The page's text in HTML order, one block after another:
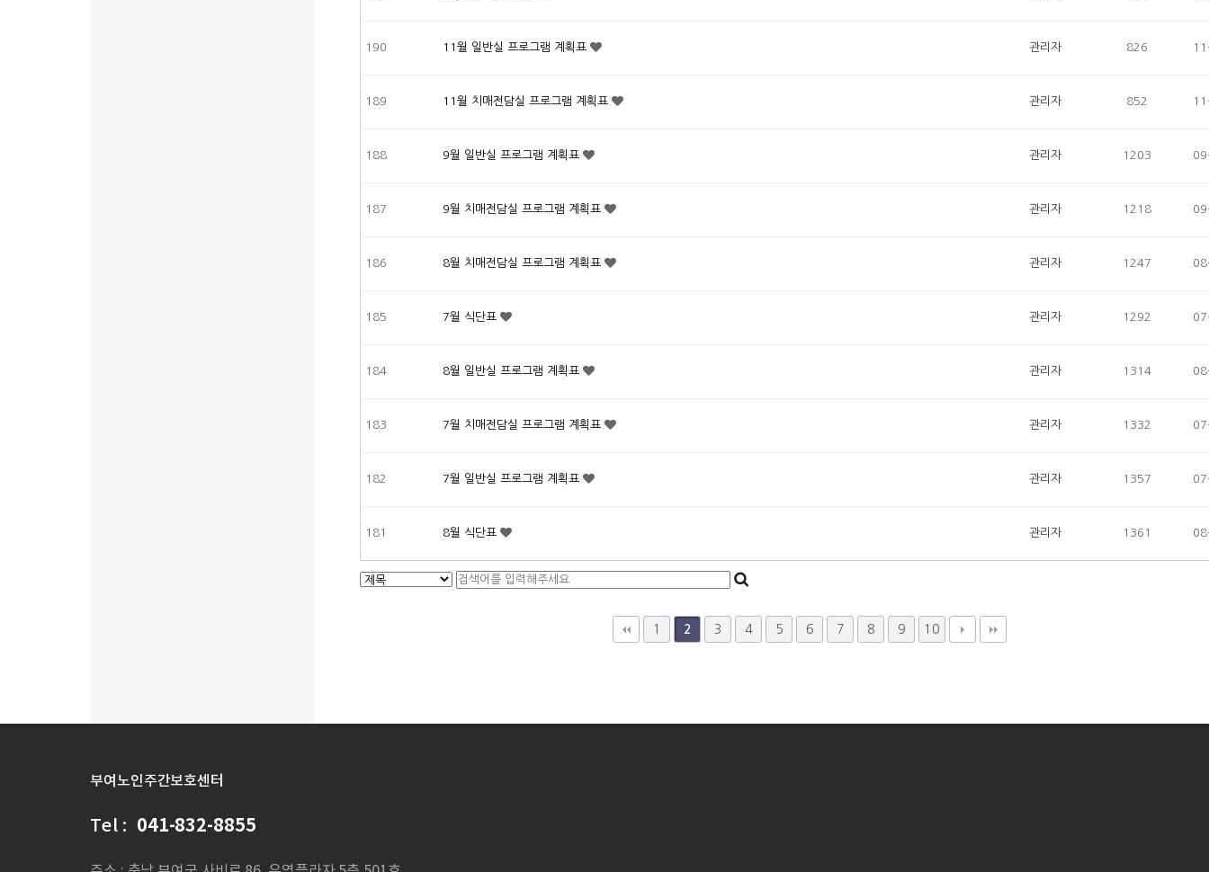
190 11월 일반실 프로그램 계획표 관리자 826
189 11월 치매전담실 프로그램 계획표 관리자 852
188 9월 일반실 프로그램 계획표 관리자 1203
187 9월 치매전담실 프로그램 계획표 관리자 1218
186 8월 치매전담실 프로그램 계획표 관리자 1247
185 7월 식단표 관리자 1292
184 8월 일반실 프로그램 계획표 관리자 1314
183 7월 치매전담실 프로그램 계획표 관리자 1332
182 7월 일반실 프로그램 계획표 관리자 1357
181 8월 식단표 관리자 1361
1 2 3 4 5 6 7 8 9 10
부여노인주간보호센터
Tel : 041-832-8855